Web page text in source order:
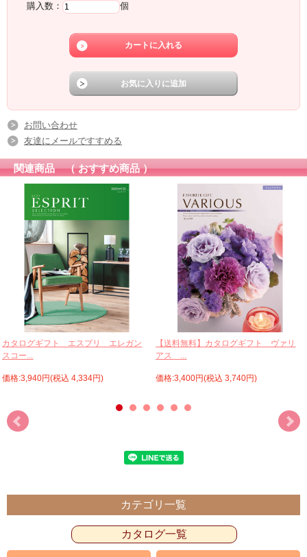
購入数： 個
お問い合わせ
友達にメールですすめる
関連商品 （ おすすめ商品 ）
カタログギフト エスプリ エレガン
スコー...
価格:3,940円(税込 4,334円)
【送料無料】カタログギフト ヴァリ
アス ...
価格:3,400円(税込 3,740円)
カテゴリ一覧
カタログ一覧